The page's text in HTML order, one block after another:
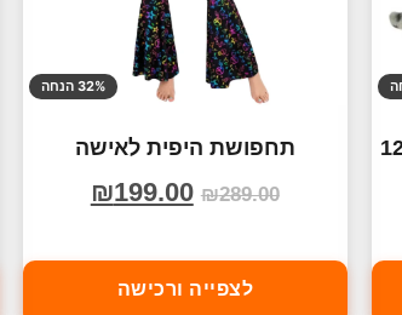
לתינוקות 12-
32% הנחה
תחפושת היפית לאישה
₪289.00
₪199.00
לצפייה ורכישה